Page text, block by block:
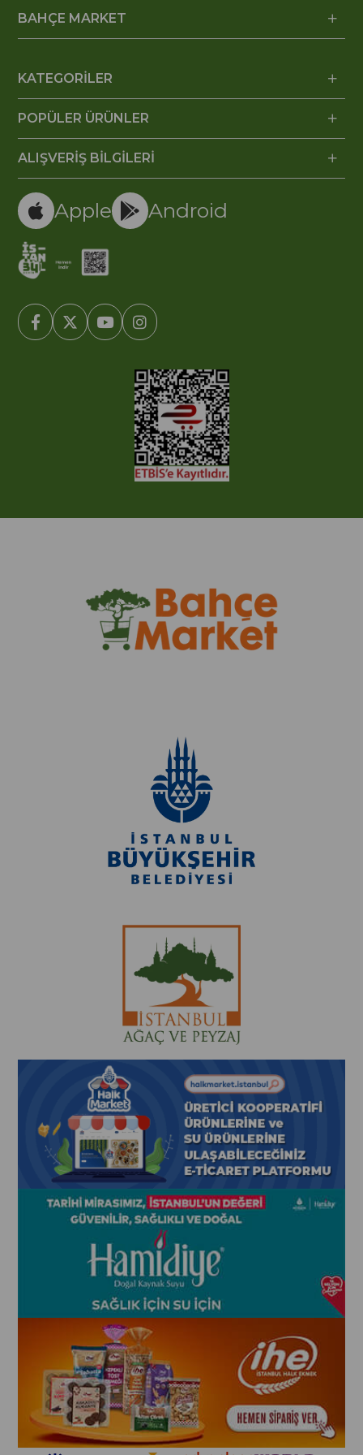
BAHÇE MARKET
KATEGORİLER
POPÜLER ÜRÜNLER
ALIŞVERİŞ BİLGİLERİ
Apple Android